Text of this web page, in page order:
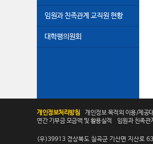
임원과 친족관계 교직원 현황
대학평의원회
개인정보처리방침 개인정보 목적외 이용/제공
연간 기부금 모금액 및 활용실적
임원과 친족관
(우)39913 경상북도 칠곡군 기산면 지산